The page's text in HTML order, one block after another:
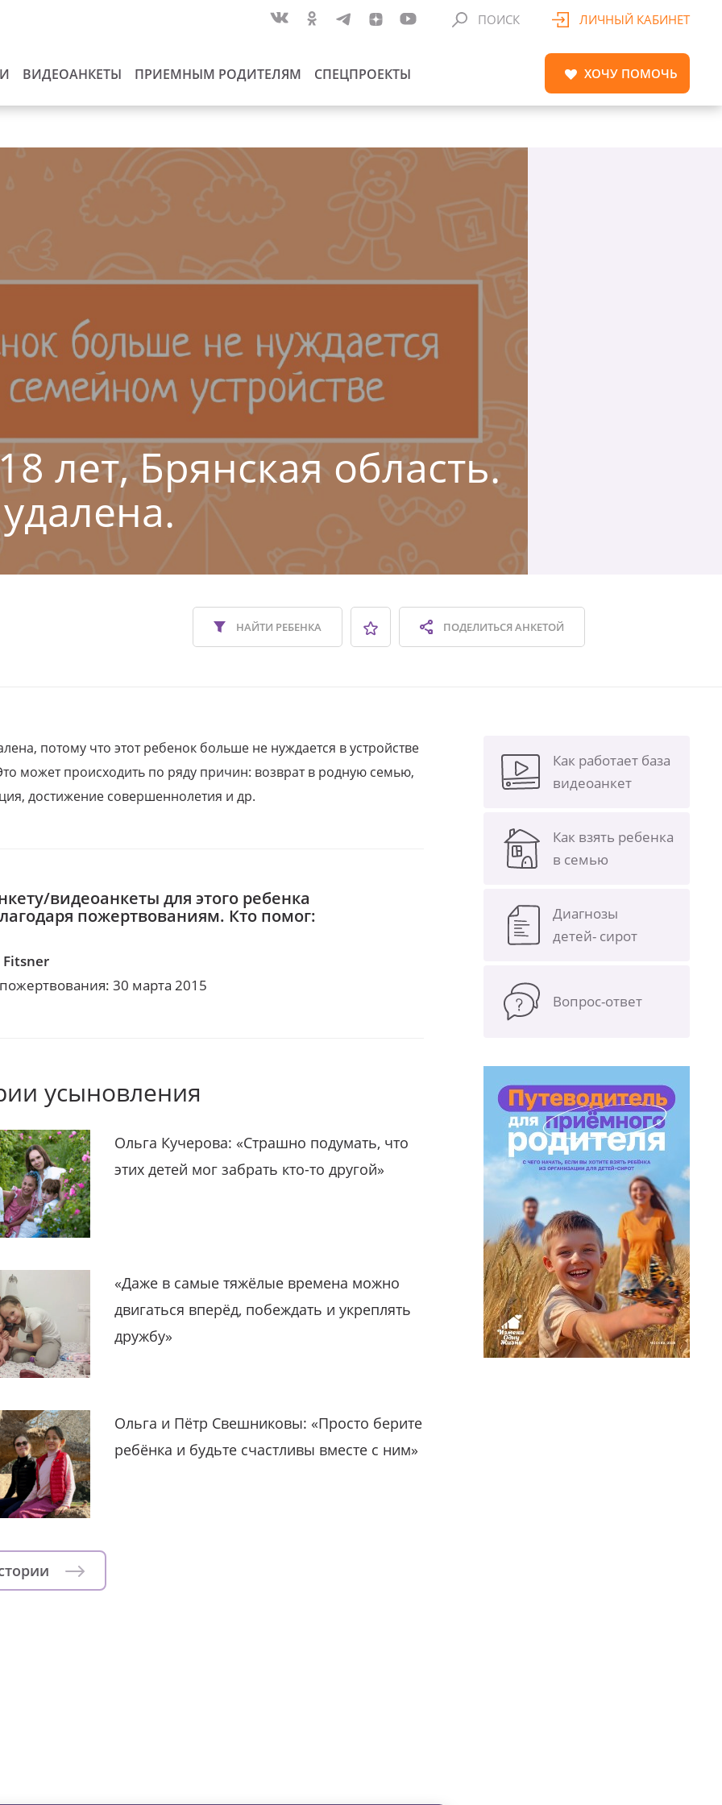
ВИДЕОАНКЕТЫ ПРИЕМНЫМ РОДИТЕЛЯМ СПЕЦПРОЕКТЫ
ПОИСК ЛИЧНЫЙ КАБИНЕТ
ХОЧУ ПОМОЧЬ
лет, Брянская область.
ПОДЕЛИТЬСЯАНКЕТОЙ
НАЙТИ РЕБЕНКА
потому что этот ребенок больше не нуждается в устройстве
может происходить по ряду причин: возврат в родную семью,
достижение совершеннолетия и др.
видеоанкеты для этого ребенка
пожертвованиям. Кто помог:
Fitsner
30 марта 2015
усыновления
Ольга Кучерова: «Страшно подумать, что
этих детей мог забрать кто-то другой»
«Даже в самые тяжёлые времена можно
двигаться вперёд, побеждать и укреплять
дружбу»
Ольга и Пётр Свешниковы: «Просто берите
ребёнка и будьте счастливы вместе с ним»
Как работает база
видеоанкет
Как взять ребенка
в семью
Диагнозы
детей- сирот
Вопрос-ответ